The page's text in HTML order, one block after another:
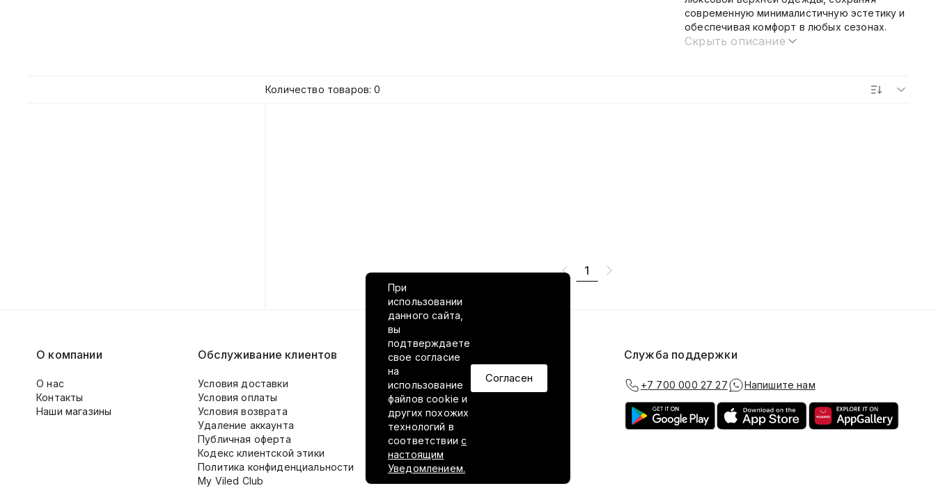
современную минималистичную эстетику и
обеспечивая комфорт в любых сезонах.
Скрыть описание
Количество товаров: 0
1
При
использовании
данного сайта,
вы
подтверждаете
свое согласие
на
использование
файлов cookie и
других похожих
технологий в
соответствиис
настоящим
Уведомлением.
Согласен
О компании
О нас
Контакты
Наши магазины
Обслуживание клиентов
Условия доставки
Условия оплаты
Условия возврата
Удаление аккаунта
Публичная оферта
Кодекс клиентской этики
Политика конфиденциальности
My Viled Club
VILED в соцсетях Служба поддержки
+7 700 000 27 27 Напишите нам